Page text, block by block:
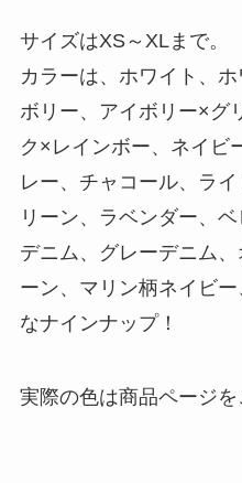
サイズはXS～XLまで。
カラーは、ホワイト、
ボリー、アイボリー×グ
ク×レインボー、ネイビ
レー、チャコール、ラ
リーン、ラベンダー、
デニム、グレーデニム
ーン、マリン柄ネイビ
なナインナップ！
実際の色は商品ページ